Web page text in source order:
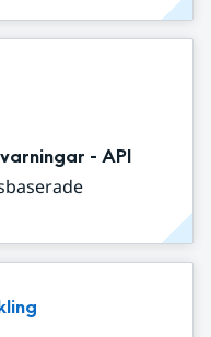
- API